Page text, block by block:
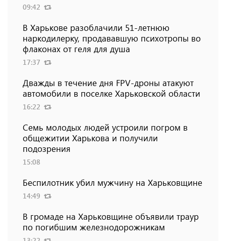
09:42
В Харькове разоблачили 51-летнюю
наркодилерку, продававшую психотропы во
флаконах от геля для душа
17:37
Дважды в течение дня FPV-дроны атакуют
автомобили в поселке Харьковской области
16:22
Семь молодых людей устроили погром в
общежитии Харькова и получили
подозрения
15:08
Беспилотник убил мужчину на Харьковщине
14:49
В громаде на Харьковщине объявили траур
по погибшим железнодорожникам